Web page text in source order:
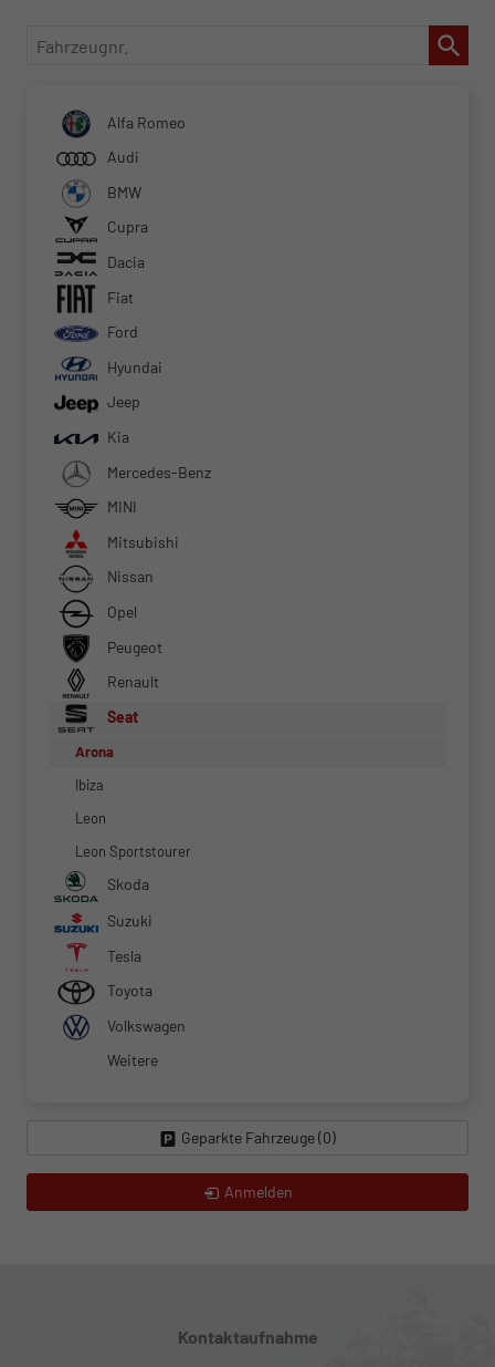
Fahrzeugnr.
Alfa Romeo
Audi
BMW
Cupra
Dacia
Fiat
Ford
Hyundai
Jeep
Kia
Mercedes-Benz
MINI
Mitsubishi
Nissan
Opel
Peugeot
Renault
Seat
Arona
Ibiza
Leon
Leon Sportstourer
Skoda
Suzuki
Tesla
Toyota
Volkswagen
Weitere
Geparkte Fahrzeuge (0)
Anmelden
Kontaktaufnahme